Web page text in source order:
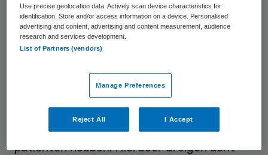
Thuiszorgorganisatie Evital uit Elst die de
zorg van Dunya Zorggroep onlangs heeft
Gezondheidszorg en Jeugd laten weten
dat zij tot zondag zorg wil leveren. Langer
is niet mogelijk omdat de zorgverleners van
Evital niet weten welke zorgvraag de
patiënten hebben. Hierdoor dreigen acht
Use precise geolocation data. Actively scan device characteristics for
identification. Store and/or access information on a device. Personalised
advertising and content, advertising and content measurement, audience
research and services development.
List of Partners (vendors)
Manage Preferences
Reject All I Accept